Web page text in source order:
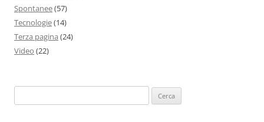
Spontanee(57)
Tecnologie(14)
Terza pagina (24)
Video (22)
per: